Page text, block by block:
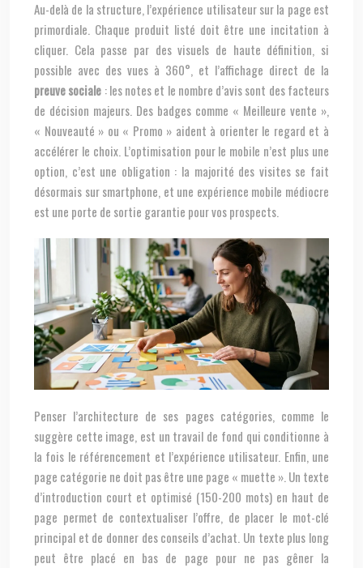
Au-delà de la structure, l’expérience utilisateur sur la page est
primordiale. Chaque produit listé doit être une incitation à
cliquer. Cela passe par des visuels de haute définition, si
possible avec des vues à 360°, et l’affichage direct de la
preuve sociale : les notes et le nombre d’avis sont des facteurs
de décision majeurs. Des badges comme « Meilleure vente »,
« Nouveauté » ou « Promo » aident à orienter le regard et à
accélérer le choix. L’optimisation pour le mobile n’est plus une
option, c’est une obligation : la majorité des visites se fait
désormais sur smartphone, et une expérience mobile médiocre
est une porte de sortie garantie pour vos prospects.
Penser l’architecture de ses pages catégories, comme le
suggère cette image, est un travail de fond qui conditionne à
la fois le référencement et l’expérience utilisateur. Enfin, une
page catégorie ne doit pas être une page « muette ». Un texte
d’introduction court et optimisé (150-200 mots) en haut de
page permet de contextualiser l’offre, de placer le mot-clé
principal et de donner des conseils d’achat. Un texte plus long
peut être placé en bas de page pour ne pas gêner la